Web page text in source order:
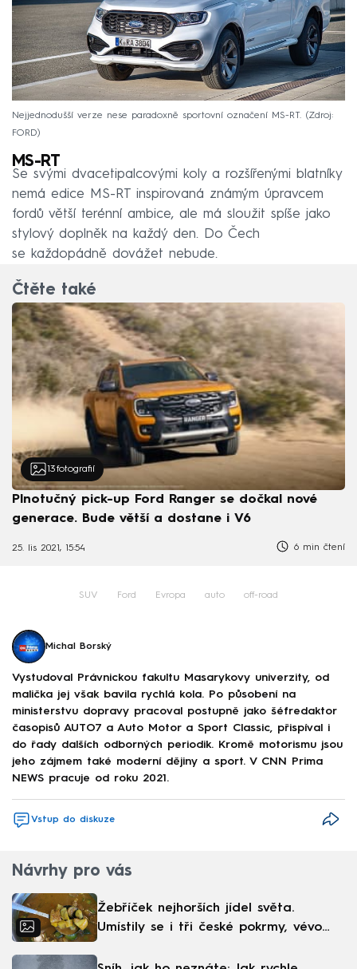
Nejjednodušší verze nese paradoxně sportovní označení MS-RT.
Zdroj:
FORD
MS-RT
Se svými dvacetipalcovými koly a rozšířenými blatníky
nemá edice MS-RT inspirovaná známým úpravcem
fordů větší terénní ambice, ale má sloužit spíše jako
stylový doplněk na každý den. Do Čech
se každopádně dovážet nebude.
Čtěte také
13 fotografií
Plnotučný pick-up Ford Ranger se dočkal nové
generace. Bude větší a dostane i V6
25. lis 2021, 15:54 6 min čtení
SUV Ford Evropa auto off-road
Michal Borský
Vystudoval Právnickou fakultu Masarykovy univerzity, od
malička jej však bavila rychlá kola. Po působení na
ministerstvu dopravy pracoval postupně jako šéfredaktor
časopisů AUTO7 a Auto Motor a Sport Classic, přispíval i
do řady dalších odborných periodik. Kromě motorismu jsou
jeho zájmem také moderní dějiny a sport. V CNN Prima
NEWS pracuje od roku 2021.
Vstup do diskuze
Návrhy pro vás
Žebříček nejhorších jídel světa.
Umístily se i tři české pokrmy, vévodí